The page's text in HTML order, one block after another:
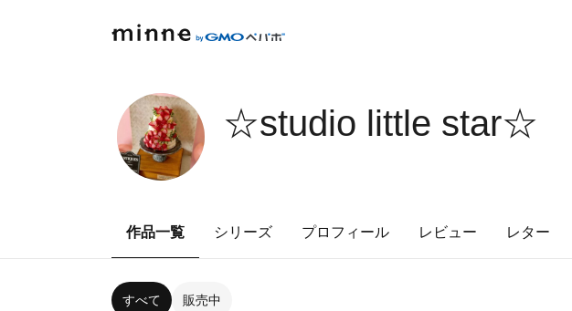
☆studio little star☆
作品一覧 シリーズ プロフィール レビュー レター
すべて 販売中